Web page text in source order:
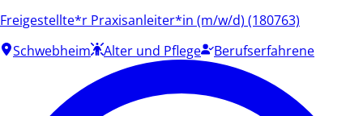
Freigestellte*r Praxisanleiter*in (m/w/d) (180763)
Schwebheim
Alter und Pflege Berufserfahrene